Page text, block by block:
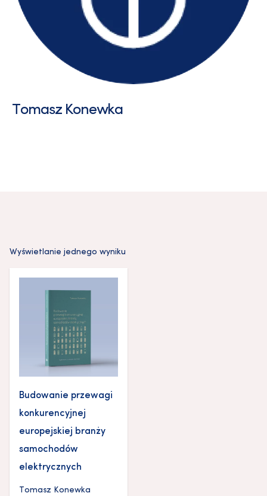
Tomasz Konewka
Wyświetlanie jednego wyniku
Budowanie przewagi
konkurencyjnej
europejskiej branży
samochodów
elektrycznych
Tomasz Konewka